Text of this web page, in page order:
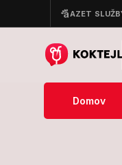
cvakol klasické ráno
Domov